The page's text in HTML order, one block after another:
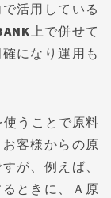
活用している
上で併せて
になり運用も
使うことで原料
客様からの原
が、例えば、
ときに、Ａ原